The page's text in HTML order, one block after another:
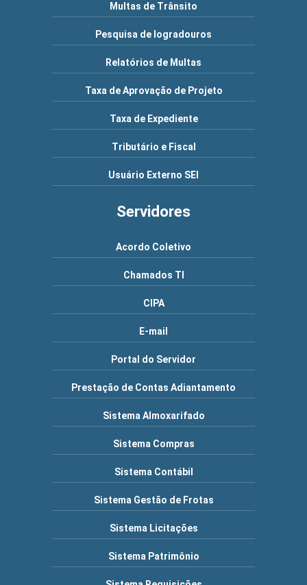
Multas de Trânsito
Pesquisa de logradouros
Relatórios de Multas
Taxa de Aprovação de Projeto
Taxa de Expediente
Tributário e Fiscal
Usuário Externo SEI
Servidores
Acordo Coletivo
Chamados TI
CIPA
E-mail
Portal do Servidor
Prestação de Contas Adiantamento
Sistema Almoxarifado
Sistema Compras
Sistema Contábil
Sistema Gestão de Frotas
Sistema Licitações
Sistema Patrimônio